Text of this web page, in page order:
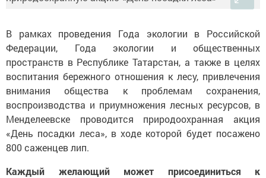
В рамках проведения Года экологии в Российской
Федерации, Года экологии и общественных
пространств в Республике Татарстан, а также в целях
воспитания бережного отношения к лесу, привлечения
внимания общества к проблемам сохранения,
воспроизводства и приумножения лесных ресурсов, в
Менделеевске проводится природоохранная акция
«День посадки леса», в ходе которой будет посажено
800 саженцев лип.
Каждый желающий может присоединиться к